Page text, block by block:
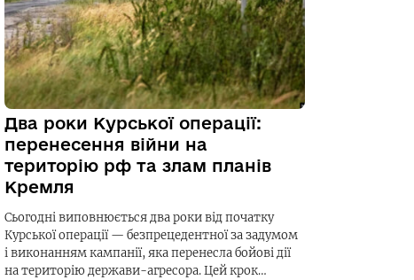
Два роки Курської операції:
перенесення війни на
територію рф та злам планів
Кремля
Сьогодні виповнюється два роки від початку
Курської операції — безпрецедентної за задумом
і виконанням кампанії, яка перенесла бойові дії
на територію держави-агресора. Цей крок…